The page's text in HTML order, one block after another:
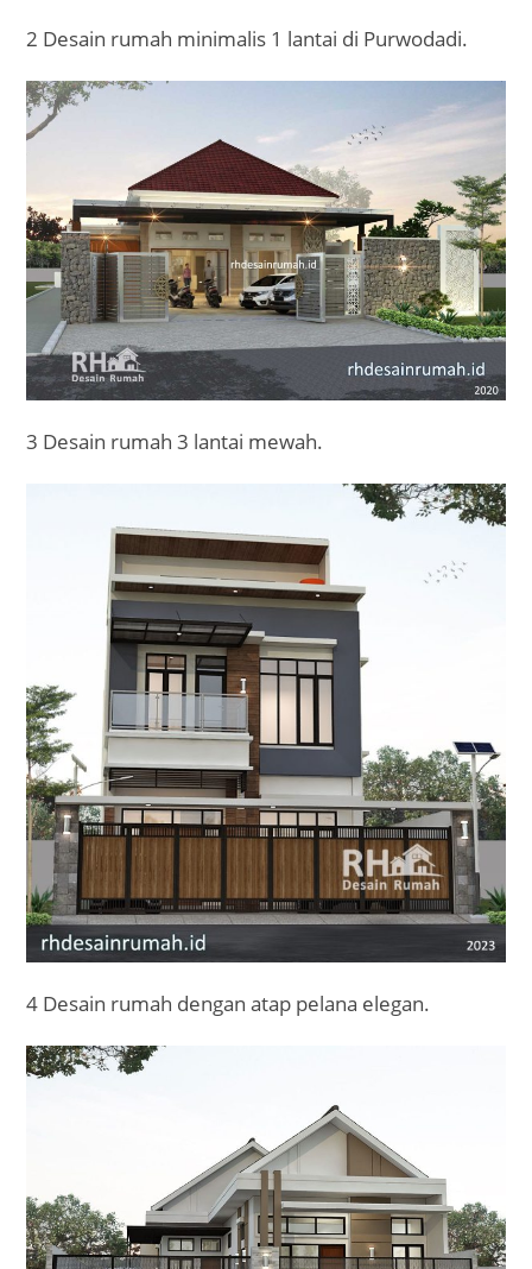
2 Desain rumah minimalis 1 lantai di Purwodadi.
3 Desain rumah 3 lantai mewah.
4 Desain rumah dengan atap pelana elegan.